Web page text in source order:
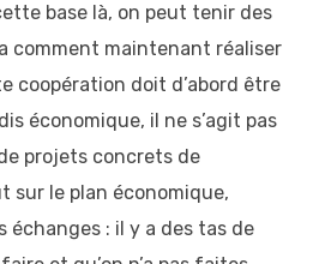
base là, on peut tenir des
comment maintenant réaliser
coopération doit d’abord être
économique, il ne s’agit pas
projets concrets de
sur le plan économique,
échanges : il y a des tas de